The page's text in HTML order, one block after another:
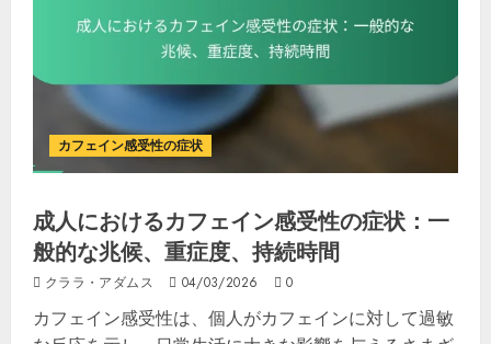
カフェイン感受性の症状
成人におけるカフェイン感受性の症状：一
般的な兆候、重症度、持続時間
クララ・アダムス 04/03/2026 0
カフェイン感受性は、個人がカフェインに対して過敏